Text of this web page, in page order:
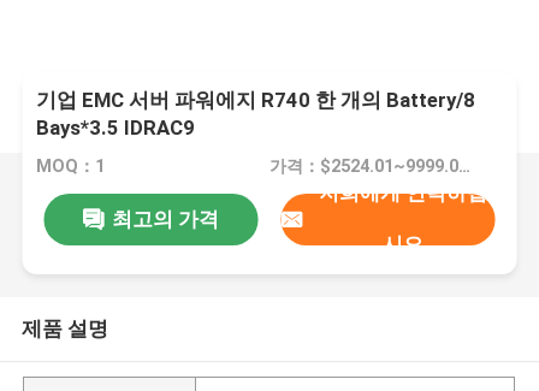
기업 EMC 서버 파워에지 R740 한 개의 Battery/8
Bays*3.5 IDRAC9
MOQ：1 가격：$2524.01~9999.00 Negotiable
최고의 가격
저희에게 연락하십
시오
제품 설명